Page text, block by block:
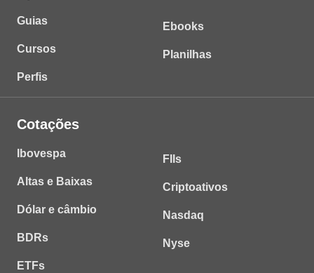
Guias
Cursos
Perfis
Ebooks
Planilhas
Cotações
Ibovespa
Altas e Baixas
Dólar e câmbio
BDRs
ETFs
FIIs
Criptoativos
Nasdaq
Nyse